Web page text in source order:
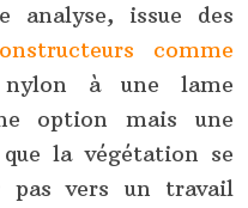
analyse, issue des
comme
à une lame
option mais une
la végétation se
pas vers un travail